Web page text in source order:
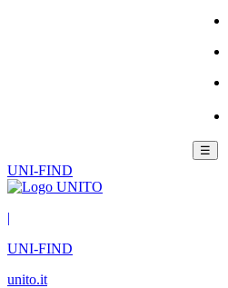
☰
UNI-FIND
|
UNI-FIND
unito.it